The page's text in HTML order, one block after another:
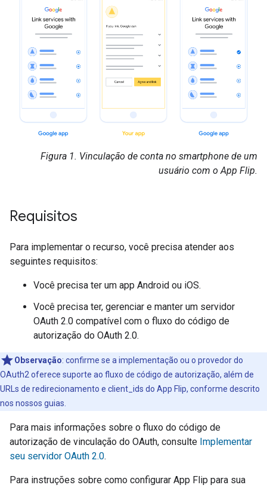
Figura 1. Vinculação de conta no smartphone de um
usuário com o App Flip.
Requisitos
Para implementar o recurso, você precisa atender aos
seguintes requisitos:
Você precisa ter um app Android ou iOS.
Você precisa ter, gerenciar e manter um servidor
OAuth 2.0 compatível com o fluxo do código de
autorização do OAuth 2.0.
Observação: confirme se a implementação ou o provedor do
OAuth2 oferece suporte ao fluxo de código de autorização, além de
URLs de redirecionamento e client_ids do App Flip, conforme descrito
nos nossos guias.
Para mais informações sobre o fluxo do código de
autorização de vinculação do OAuth, consulte Implementar
seu servidor OAuth 2.0.
Para instruções sobre como configurar App Flip para sua